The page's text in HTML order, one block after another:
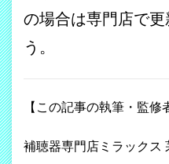
の場合は専門店で
う。
【この記事の執筆・監修
補聴器専門店ミラックス